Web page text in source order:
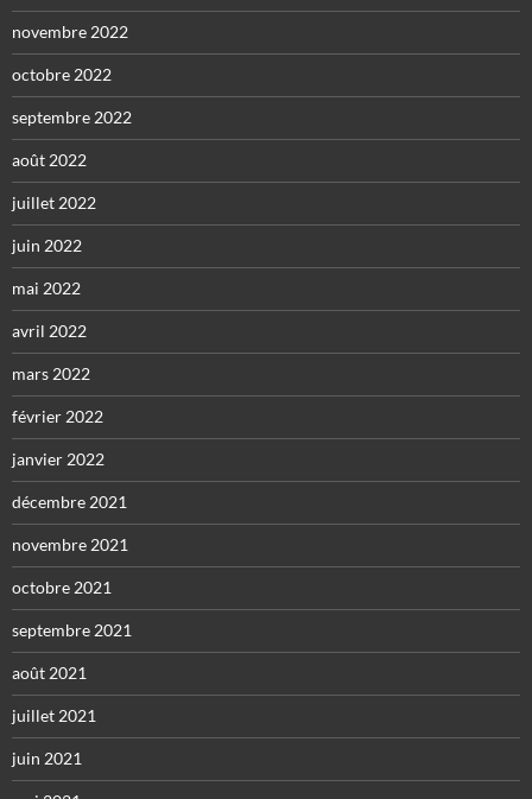
novembre 2022
octobre 2022
septembre 2022
août 2022
juillet 2022
juin 2022
mai 2022
avril 2022
mars 2022
février 2022
janvier 2022
décembre 2021
novembre 2021
octobre 2021
septembre 2021
août 2021
juillet 2021
juin 2021